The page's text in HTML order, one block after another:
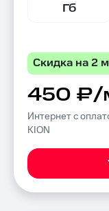
Гб
Скидка на 2
450 ₽/
Интернет с
KION